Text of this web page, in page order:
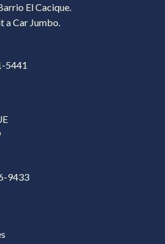
El Cacique.
a Car Jumbo.
5441
9433‎